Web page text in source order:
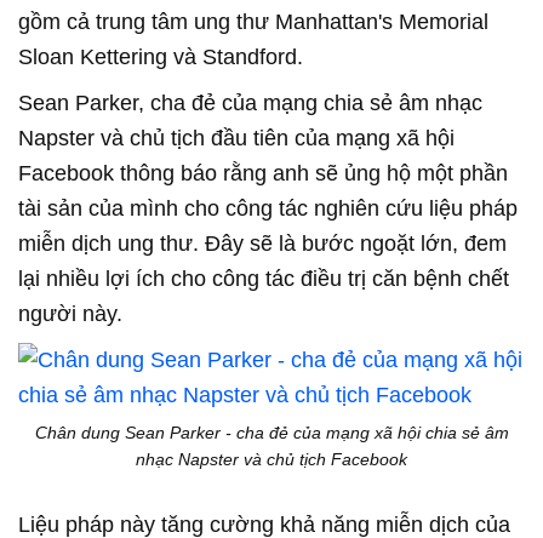
gồm cả trung tâm ung thư Manhattan's Memorial
Sloan Kettering và Standford.
Sean Parker, cha đẻ của mạng chia sẻ âm nhạc
Napster và chủ tịch đầu tiên của mạng xã hội
Facebook thông báo rằng anh sẽ ủng hộ một phần
tài sản của mình cho công tác nghiên cứu liệu pháp
miễn dịch ung thư. Đây sẽ là bước ngoặt lớn, đem
lại nhiều lợi ích cho công tác điều trị căn bệnh chết
người này.
Chân dung Sean Parker - cha đẻ của mạng xã hội chia sẻ âm
nhạc Napster và chủ tịch Facebook
Liệu pháp này tăng cường khả năng miễn dịch của